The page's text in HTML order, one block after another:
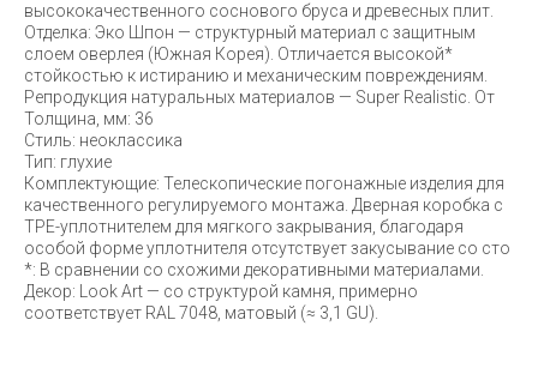
высококачественного соснового бруса и древесных плит.
Отделка: Эко Шпон — структурный материал с защитным
слоем оверлея (Южная Корея). Отличается высокой*
стойкостью к истиранию и механическим повреждениям.
Репродукция натуральных материалов — Super Realistic. От
Толщина, мм: 36
Стиль: неоклассика
Тип: глухие
Комплектующие: Телескопические погонажные изделия для
качественного регулируемого монтажа. Дверная коробка с
TPE-уплотнителем для мягкого закрывания, благодаря
особой форме уплотнителя отсутствует закусывание со сто
*: В сравнении со схожими декоративными материалами.
Декор: Look Art — со структурой камня, примерно
соответствует RAL 7048, матовый (≈ 3,1 GU).